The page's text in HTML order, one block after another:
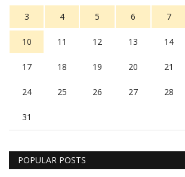
3 4 5 6 7
10 11 12 13 14
17 18 19 20 21
24 25 26 27 28
31
POPULAR POSTS